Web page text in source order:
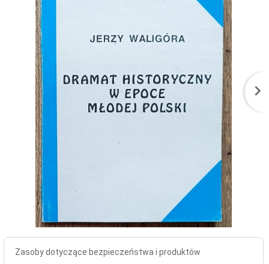
Zasoby dotyczące bezpieczeństwa i produktów